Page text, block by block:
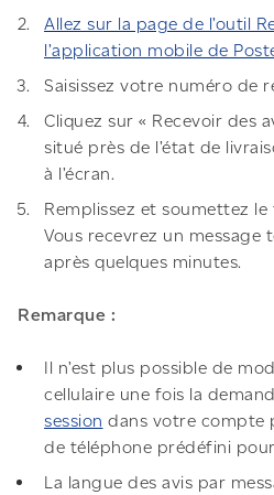
Allez sur la page de l’outil
l’application mobile de
Saisissez votre numéro de
Cliquez sur « Recevoir des
situé près de l’état de
à l’écran.
Remplissez et soumettez
Vous recevrez un
après quelques minutes.
Remarque :
Il n’est plus possible de
cellulaire une fois la
session dans votre compte
de téléphone prédéfini
La langue des avis par